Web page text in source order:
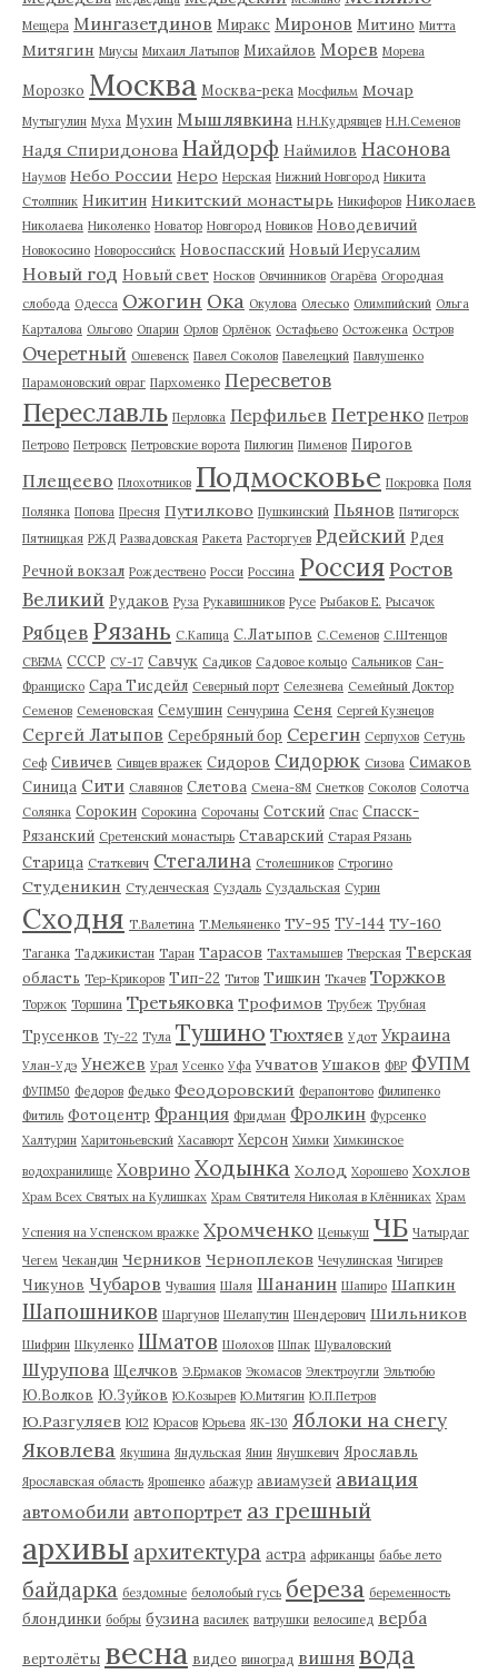
Мещера Мингазетдинов Миракс Миронов Митино Митта
Митягин Миусы Михаил Латыпов Михайлов Морев Морева
Морозко Москва Москва-река Мосфильм Мочар
Мутыгулин Муха Мухин Мышлявкина Н.Н.Кудрявцев Н.Н.Семенов
Надя Спиридонова Найдорф Наймилов Насонова
Наумов Небо России Неро Нерская Нижний Новгород Никита
Столпник Никитин Никитский монастырь Никифоров Николаев
Николаева Николенко Новатор Новгород Новиков Новодевичий
Новокосино Новороссийск Новоспасский Новый Иерусалим
Новый год Новый свет Носков Овчинников Огарёва Огородная
слобода Одесса Ожогин Ока Окулова Олесько Олимпийский Ольга
Карталова Ольгово Опарин Орлов Орлёнок Остафьево Остоженка Остров
Очеретный Ошевенск Павел Соколов Павелецкий Павлушенко
Парамоновский овраг Пархоменко Пересветов
Переславль Перловка Перфильев Петренко Петров
Петрово Петровск Петровские ворота Пилюгин Пименов Пирогов
Плещеево Плохотников Подмосковье Покровка Поля
Полянка Попова Пресня Путилково Пушкинский Пьянов Пятигорск
Пятницкая РЖД Развадовская Ракета Расторгуев Рдейский Рдея
Речной вокзал Рождествено Росси Россина Россия Ростов
Великий Рудаков Руза Рукавишников Русе Рыбаков Е. Рысачок
Рябцев Рязань С.Капица С.Латыпов С.Семенов С.Штенцов
СВЕМА СССР СУ-17 Савчук Садиков Садовое кольцо Сальников Сан-
Франциско Сара Тисдейл Северный порт Селезнева Семейный Доктор
Семенов Семеновская Семушин Сенчурина Сеня Сергей Кузнецов
Сергей Латыпов Серебряный бор Серегин Серпухов Сетунь
Сеф Сивичев Сивцев вражек Сидоров Сидорюк Сизова Симаков
Синица Сити Славянов Слетова Смена-8М Снетков Соколов Солотча
Солянка Сорокин Сорокина Сорочаны Сотский Спас Спасск-
Рязанский Сретенский монастырь Ставарский Старая Рязань
Старица Статкевич Стегалина Столешников Строгино
Студеникин Студенческая Суздаль Суздальская Сурин
Сходня Т.Валетина Т.Мельяненко ТУ-95 ТУ-144 ТУ-160
Таганка Таджикистан Таран Тарасов Тахтамышев Тверская Тверская
область Тер-Крикоров Тип-22 Титов Тишкин Ткачев Торжков
Торжок Торшина Третьяковка Трофимов Трубеж Трубная
Трусенков Ту-22 Тула Тушино Тюхтяев Удот Украина
Улан-Удэ Унежев Урал Усенко Уфа Учватов Ушаков ФВР ФУПМ
ФУПМ50 Федоров Федько Феодоровский Ферапонтово Филипенко
Фитиль Фотоцентр Франция Фридман Фролкин Фурсенко
Халтурин Харитоньевский Хасавюрт Херсон Химки Химкинское
водохранилище Ховрино Ходынка Холод Хорошево Хохлов
Храм Всех Святых на Кулишках Храм Святителя Николая в Клённиках Храм
Успения на Успенском вражке Хромченко Ценькуш ЧБ Чатырдаг
Чегем Чекандин Черников Черноплеков Чечулинская Чигирев
Чикунов Чубаров Чувашия Шаля Шананин Шапиро Шапкин
Шапошников Шаргунов Шелапутин Шендерович Шильников
Шифрин Шкуленко Шматов Шолохов Шпак Шуваловский
Шурупова Щелчков Э.Ермаков Экомасов Электроугли Эльтюбю
Ю.Волков Ю.Зуйков Ю.Козырев Ю.Митягин Ю.П.Петров
Ю.Разгуляев Ю12 Юрасов Юрьева ЯК-130 Яблоки на снегу
Яковлева Якушина Яндульская Янин Янушкевич Ярославль
Ярославская область Ярошенко абажур авиамузей авиация
автомобили автопортрет аз грешный
архивы архитектура астра африканцы бабье лето
байдарка бездомные белолобый гусь береза беременность
блондинки бобры бузина василек ватрушки велосипед верба
вертолёты весна видео виноград вишня вода